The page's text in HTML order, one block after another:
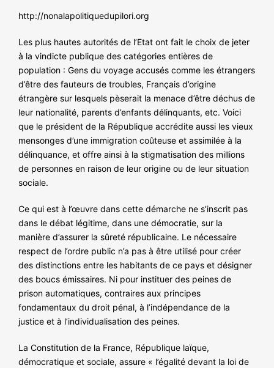
http://nonalapolitiquedupilori.org
Les plus hautes autorités de l’Etat ont fait le choix de jeter
à la vindicte publique des catégories entières de
population : Gens du voyage accusés comme les étrangers
d’être des fauteurs de troubles, Français d’origine
étrangère sur lesquels pèserait la menace d’être déchus de
leur nationalité, parents d’enfants délinquants, etc. Voici
que le président de la République accrédite aussi les vieux
mensonges d’une immigration coûteuse et assimilée à la
délinquance, et offre ainsi à la stigmatisation des millions
de personnes en raison de leur origine ou de leur situation
sociale.
Ce qui est à l’œuvre dans cette démarche ne s’inscrit pas
dans le débat légitime, dans une démocratie, sur la
manière d’assurer la sûreté républicaine. Le nécessaire
respect de l’ordre public n’a pas à être utilisé pour créer
des distinctions entre les habitants de ce pays et désigner
des boucs émissaires. Ni pour instituer des peines de
prison automatiques, contraires aux principes
fondamentaux du droit pénal, à l’indépendance de la
justice et à l’individualisation des peines.
La Constitution de la France, République laïque,
démocratique et sociale, assure « l’égalité devant la loi de